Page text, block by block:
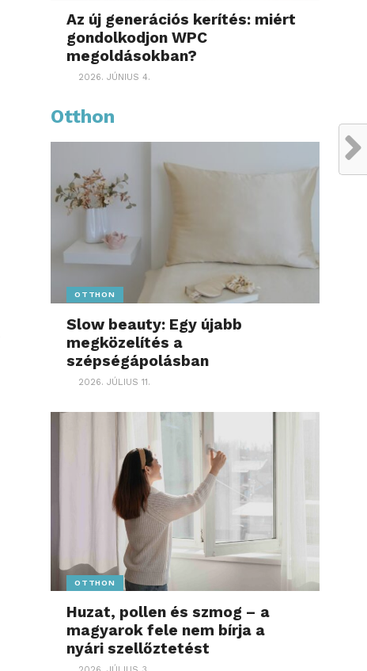
Az új generációs kerítés: miért
gondolkodjon WPC
megoldásokban?
2026. JÚNIUS 4.
Otthon
OTTHON
Slow beauty: Egy újabb
megközelítés a
szépségápolásban
2026. JÚLIUS 11.
OTTHON
Huzat, pollen és szmog – a
magyarok fele nem bírja a
nyári szellőztetést